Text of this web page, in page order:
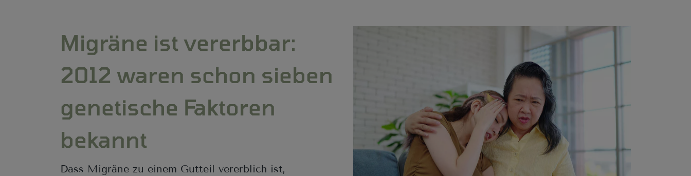
Migräne ist vererbbar:
2012 waren schon sieben
genetische Faktoren
bekannt
Dass Migräne zu einem Gutteil vererblich ist,